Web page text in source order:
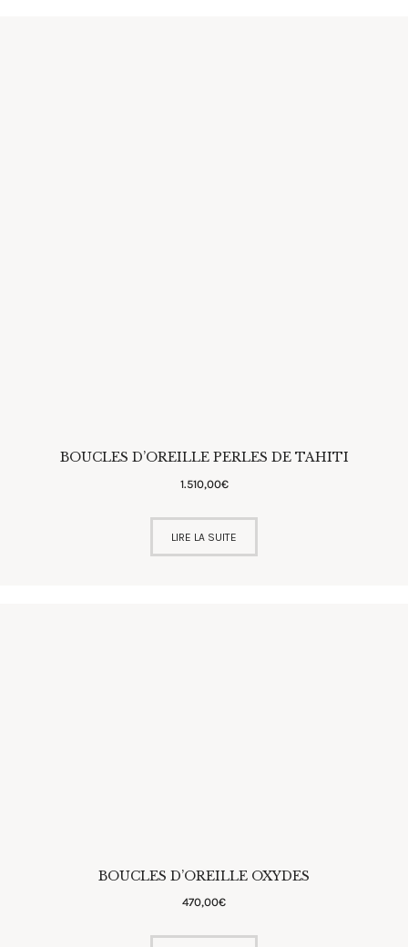
BOUCLES D’OREILLE PERLES DE TAHITI
1.510,00€
LIRE LA SUITE
BOUCLES D’OREILLE OXYDES
470,00€